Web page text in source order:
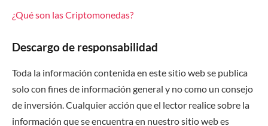
¿Qué son las Criptomonedas?
Descargo de responsabilidad
Toda la información contenida en este sitio web se publica
solo con fines de información general y no como un consejo
de inversión. Cualquier acción que el lector realice sobre la
información que se encuentra en nuestro sitio web es